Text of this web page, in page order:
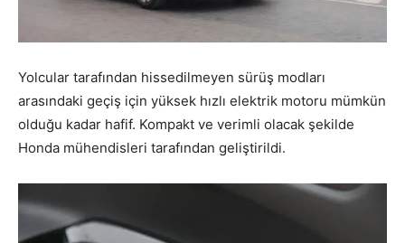
Yolcular tarafından hissedilmeyen sürüş modları
arasındaki geçiş için yüksek hızlı elektrik motoru mümkün
olduğu kadar hafif. Kompakt ve verimli olacak şekilde
Honda mühendisleri tarafından geliştirildi.